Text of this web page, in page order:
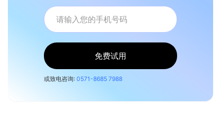
免费试用
或致电咨询: 0571-8685 7988